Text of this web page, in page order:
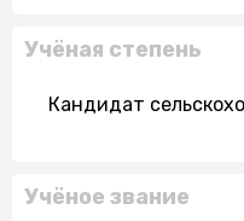
Учёная степень
Кандидат
Учёное звание